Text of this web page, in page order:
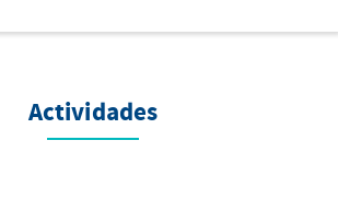
Actividades